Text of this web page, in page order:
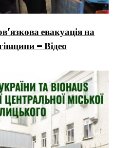
евакуація на
– Відео